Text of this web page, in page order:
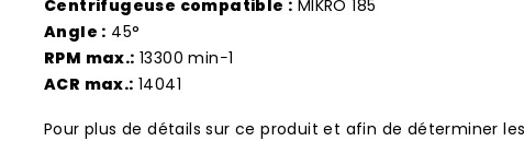
Centrifugeuse compatible : MIKRO 185
Angle : 45°
RPM max.: 13300 min−1
ACR max.: 14041
Pour plus de détails sur ce produit et afin de déterminer